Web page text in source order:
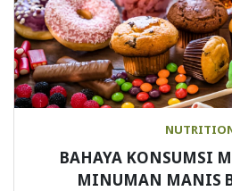
BAHAYA KONSUMSI
MINUMAN MANIS